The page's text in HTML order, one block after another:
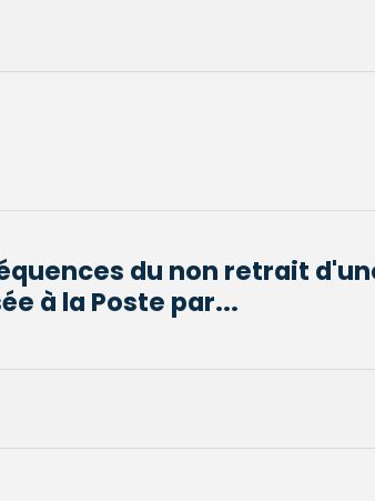
du non retrait
à la Poste par...